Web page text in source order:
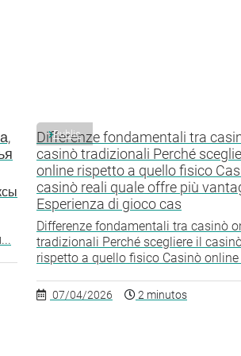
Public
Differenze fondamentali tra
casinò tradizionali Perché
online rispetto a quello fisico
casinò reali quale offre più
Esperienza di gioco cas
Differenze fondamentali tra casinò
tradizionali Perché scegliere il
rispetto a quello fisico Casinò online
07/04/2026 2 minutos